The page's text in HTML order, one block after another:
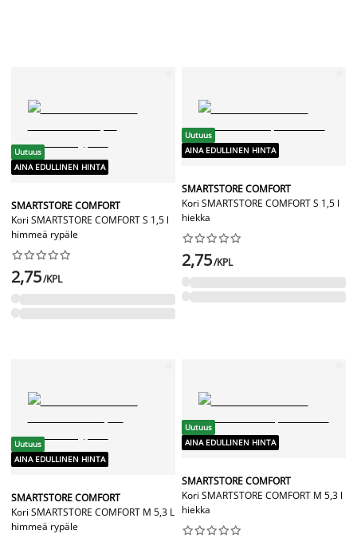
Uutuus
AINA EDULLINEN HINTA
SMARTSTORE COMFORT
Kori SMARTSTORE COMFORT S 1,5 l
himmeä rypäle






2,75/KPL
Uutuus
AINA EDULLINEN HINTA
SMARTSTORE COMFORT
Kori SMARTSTORE COMFORT S 1,5 l
hiekka






2,75/KPL
Uutuus
AINA EDULLINEN HINTA
SMARTSTORE COMFORT
Kori SMARTSTORE COMFORT M 5,3 L
himmeä rypäle
Uutuus
AINA EDULLINEN HINTA
SMARTSTORE COMFORT
Kori SMARTSTORE COMFORT M 5,3 l
hiekka





